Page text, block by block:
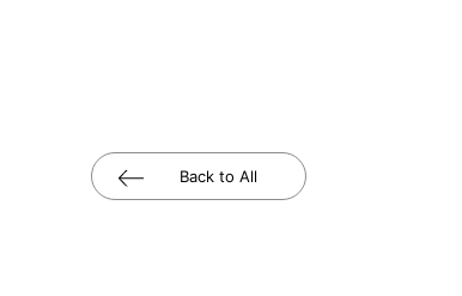
Back to All